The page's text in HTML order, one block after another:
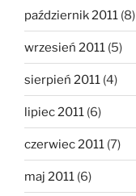
październik 2011 (8)
wrzesień 2011 (5)
sierpień 2011 (4)
lipiec 2011 (6)
czerwiec 2011 (7)
maj 2011 (6)